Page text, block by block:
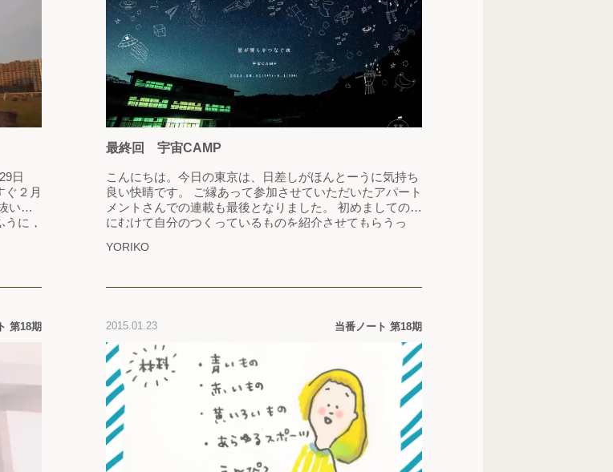
日
最終回 宇宙CAMP
こんにちは。今日の東京は、日差しがほんとーうに気持ち
良い快晴です。 ご縁あって参加させていただいたアパート
メントさんでの連載も最後となりました。 初めましての方
にむけて自分のつくっているものを紹介させてもらうっ
うぞ、と直すことの繰り返し。 でもこうやって改めて文章
YORIKO
第18期 2015.01.23 当番ノート 第18期